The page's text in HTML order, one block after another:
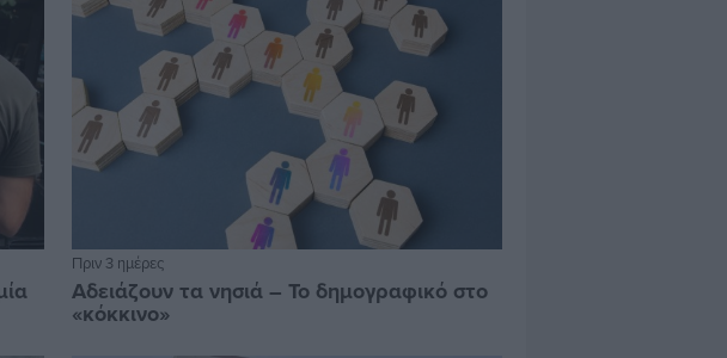
Πριν 3 ημέρες
Αδειάζουν τα νησιά – Το δημογραφικό στο
«κόκκινο»